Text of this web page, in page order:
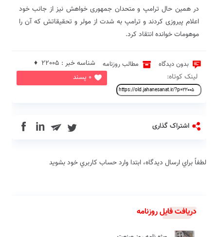
در همین حال ترامپ و متحدان جمهوری خواهش نیز از جانب خود
اعلام پیروزی کردند و ترامپ به شدت از مولر و تحقیقاتش که آن را
موهومات خوانده انتقاد کرد.
بدون دیدگاه مطالب روزنامه
0 پسند
شناسه خبر : 22005 ♦
لینک کوتاه:
اشتراک گذاری in
لطفاً براي ارسال دیدگاه، ابتدا وارد حساب كاربري خود بشويد
دریافت فایل روزنامه